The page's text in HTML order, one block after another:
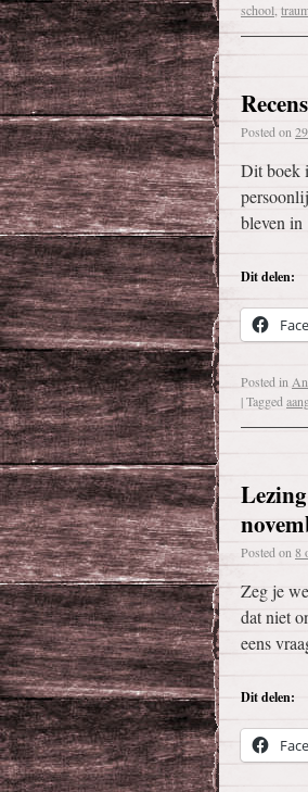
school
Posted on
Dit boek
bleven in
Dit delen:
Posted in
|Tagged
Posted on 8
Zeg je
dat niet
eens
Dit delen: